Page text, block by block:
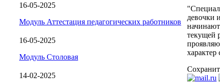
16-05-2025
Модуль Аттестация педагогических работников
16-05-2025
Модуль Столовая
14-02-2025
девочки
начинают
текущей